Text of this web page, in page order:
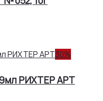
30%
РИХТЕР АРТ